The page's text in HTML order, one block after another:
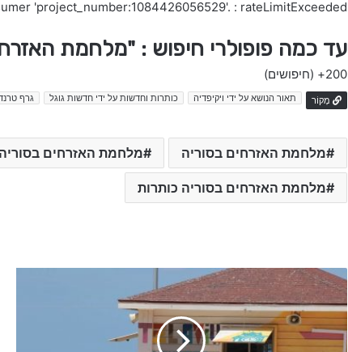
'project_number:1084426056529'. : rateLimitExceeded
עד כמה פופולרי חיפוש : "מלחמת
200+ (חיפושים)
מָקוֹר תאור הנושא על ידי ויקיפדיה כותרות וחדשות על ידי חדשות גוגל גרף
מלחמת האזרחים בסוריה מלחמת האזרחים
מלחמת האזרחים בסוריה כותרות
ע
ד
כ
ו
ן